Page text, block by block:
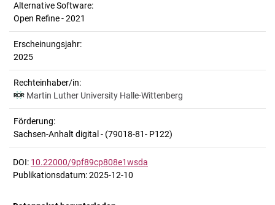
Alternative Software:
Open Refine - 2021
Erscheinungsjahr:
2025
Rechteinhaber/in:
Martin Luther University Halle-Wittenberg
Förderung:
Sachsen-Anhalt digital - (79018-81- P122)
DOI: 10.22000/9pf89cp808e1wsda
Publikationsdatum: 2025-12-10